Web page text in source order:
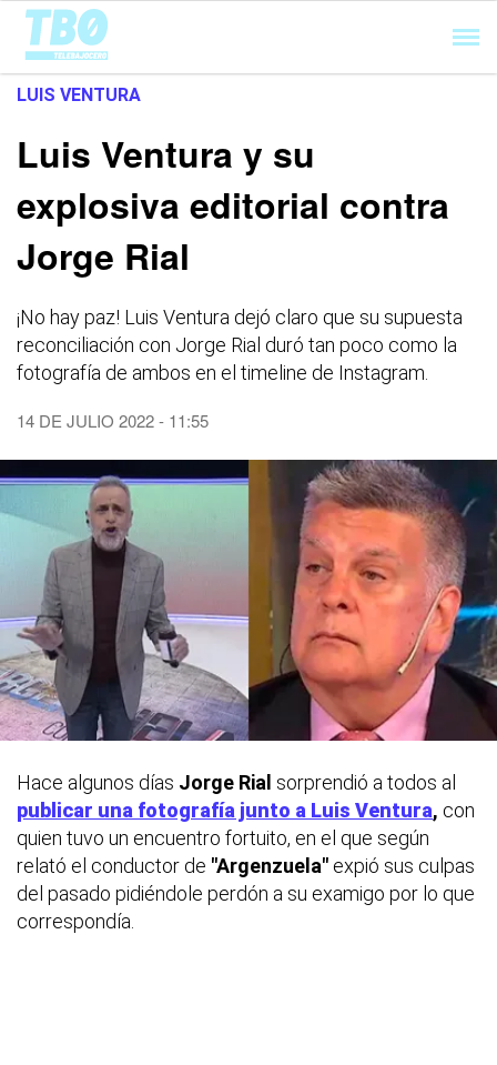
Cargando...
LUIS VENTURA
Luis Ventura y su
explosiva editorial contra
Jorge Rial
¡No hay paz! Luis Ventura dejó claro que su supuesta
reconciliación con Jorge Rial duró tan poco como la
fotografía de ambos en el timeline de Instagram.
14 DE JULIO 2022 - 11:55
Hace algunos días Jorge Rial sorprendió a todos al
publicar una fotografía junto a Luis Ventura, con
quien tuvo un encuentro fortuito, en el que según
relató el conductor de "Argenzuela" expió sus culpas
del pasado pidiéndole perdón a su examigo por lo que
correspondía.